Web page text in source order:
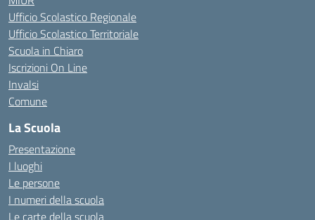
Ufficio Scolastico Regionale
Ufficio Scolastico Territoriale
Scuola in Chiaro
Iscrizioni On Line
Invalsi
Comune
La Scuola
Presentazione
I luoghi
Le persone
I numeri della scuola
Le carte della scuola